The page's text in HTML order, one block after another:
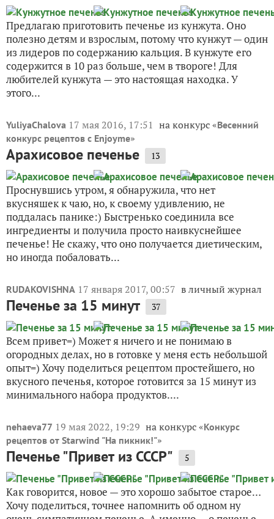
Предлагаю приготовить печенье из кунжута. Оно
полезно детям и взрослым, потому что кунжут — один
из лидеров по содержанию кальция. В кунжуте его
содержится в 10 раз больше, чем в твороге! Для
любителей кунжута — это настоящая находка. У
этого...
YuliyaChalova 17 мая 2016, 17:51 на конкурс «Весенний
конкурс рецептов с Enjoyme»
Арахисовое печенье 13
Проснувшись утром, я обнаружила, что нет
вкусняшек к чаю, но, к своему удивлению, не
поддалась панике:) Быстренько соединила все
ингредиенты и получила просто наивкуснейшее
печенье! Не скажу, что оно получается диетическим,
но иногда побаловать...
RUDAKOVISHNA 17 января 2017, 00:57 в личный журнал
Печенье за 15 минут 37
Всем привет=) Может я ничего и не понимаю в
огородных делах, но в готовке у меня есть небольшой
опыт=) Хочу поделиться рецептом простейшего, но
вкусного печенья, которое готовится за 15 минут из
минимального набора продуктов....
nehaeva77 19 мая 2022, 19:29 на конкурс «Конкурс
рецептов от Starwind "На пикник!"»
Печенье "Привет из СССР" 5
Как говорится, новое — это хорошо забытое старое…
Хочу поделиться, точнее напомнить об одном ну